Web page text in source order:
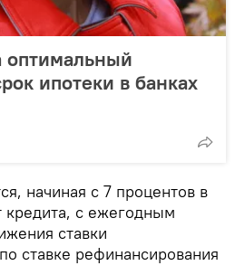
оптимальный
ипотеки в банках
начиная с 7 процентов в
кредита, с ежегодным
ставки
ставке рефинансирования